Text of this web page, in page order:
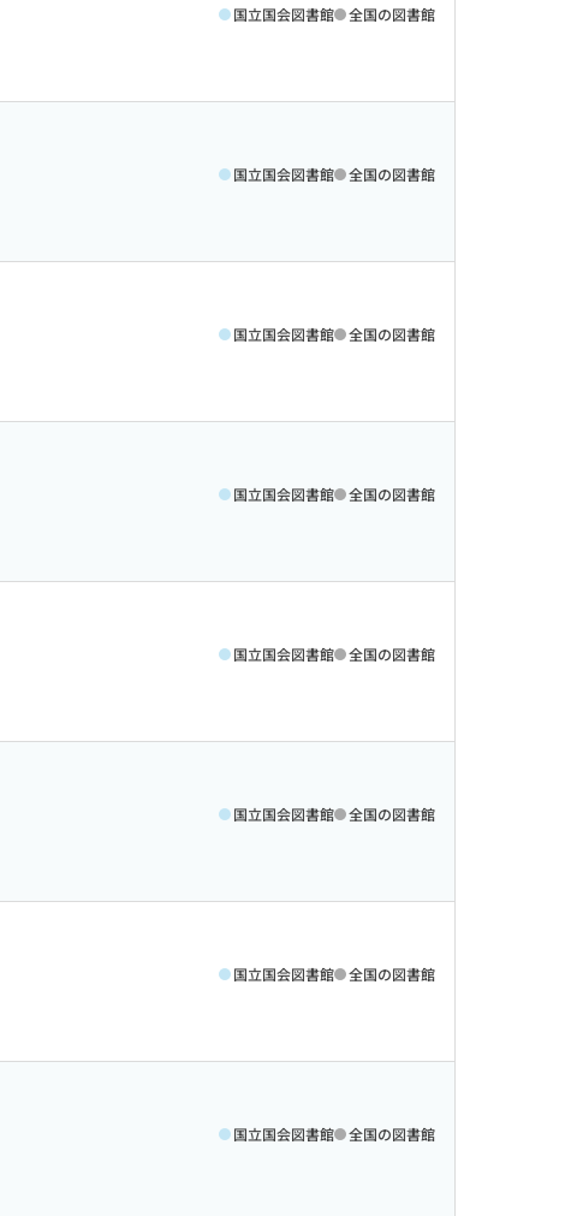
国立国会図書館 全国の図書館
国立国会図書館 全国の図書館
国立国会図書館 全国の図書館
国立国会図書館 全国の図書館
国立国会図書館 全国の図書館
国立国会図書館 全国の図書館
国立国会図書館 全国の図書館
国立国会図書館 全国の図書館